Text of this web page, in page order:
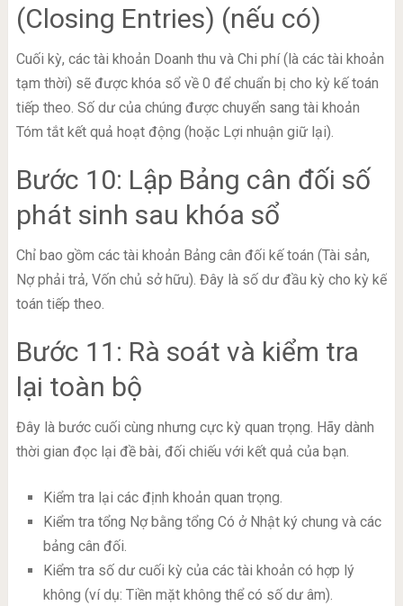
(Closing Entries) (nếu có)
Cuối kỳ, các tài khoản Doanh thu và Chi phí (là các tài khoản
tạm thời) sẽ được khóa sổ về 0 để chuẩn bị cho kỳ kế toán
tiếp theo. Số dư của chúng được chuyển sang tài khoản
Tóm tắt kết quả hoạt động (hoặc Lợi nhuận giữ lại).
Bước 10: Lập Bảng cân đối số
phát sinh sau khóa sổ
Chỉ bao gồm các tài khoản Bảng cân đối kế toán (Tài sản,
Nợ phải trả, Vốn chủ sở hữu). Đây là số dư đầu kỳ cho kỳ kế
toán tiếp theo.
Bước 11: Rà soát và kiểm tra
lại toàn bộ
Đây là bước cuối cùng nhưng cực kỳ quan trọng. Hãy dành
thời gian đọc lại đề bài, đối chiếu với kết quả của bạn.
Kiểm tra lại các định khoản quan trọng.
Kiểm tra tổng Nợ bằng tổng Có ở Nhật ký chung và các
bảng cân đối.
Kiểm tra số dư cuối kỳ của các tài khoản có hợp lý
không (ví dụ: Tiền mặt không thể có số dư âm).